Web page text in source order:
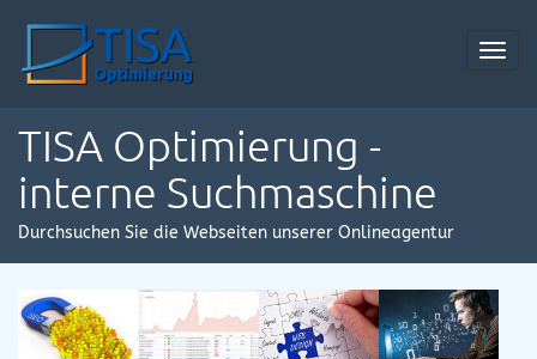
TISA Optimierung -
interne Suchmaschine
Durchsuchen Sie die Webseiten unserer Onlineagentur